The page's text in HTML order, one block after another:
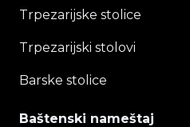
Trpezarijske stolice
Trpezarijski stolovi
Barske stolice
Baštenski nameštaj